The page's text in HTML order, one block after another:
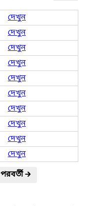
দেখুন
দেখুন
দেখুন
দেখুন
দেখুন
দেখুন
দেখুন
দেখুন
দেখুন
দেখুন
পরবর্তী🡲